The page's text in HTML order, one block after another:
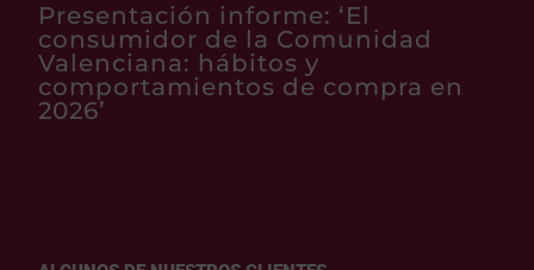
Presentación informe: ‘El
consumidor de la Comunidad
Valenciana: hábitos y
comportamientos de compra en
2026’